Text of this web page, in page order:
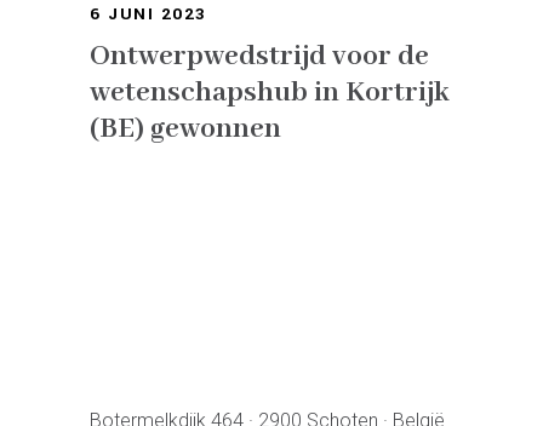
6 JUNI 2023
Ontwerpwedstrijd voor de
wetenschapshub in Kortrijk
(BE) gewonnen
Botermelkdijk 464 · 2900 Schoten · België